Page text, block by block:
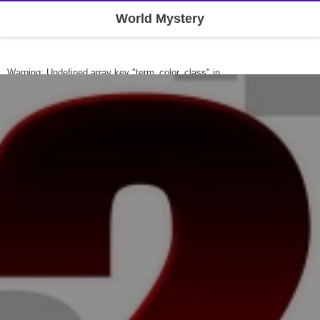
World Mystery
Warning: Undefined array key "term_color_class" in
/home/theworldoor/theworldoor-shun.com/public_html/wp-
content/themes/dp-clarity-business/mobile/header.php